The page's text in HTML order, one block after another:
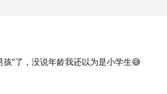
孩”了，没说年龄我还以为是小学生😅